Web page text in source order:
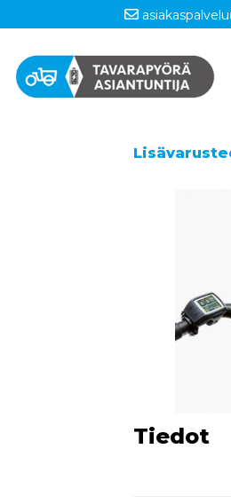
Tiedot